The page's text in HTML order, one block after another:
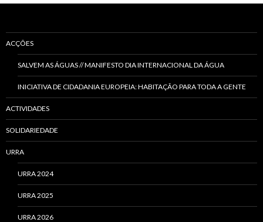
ACÇÕES
SALVEM AS ÁGUAS // MANIFESTO DIA INTERNACIONAL DA ÁGUA
INICIATIVA DE CIDADANIA EUROPEIA: HABITAÇÃO PARA TODA A GENTE
ACTIVIDADES
SOLIDARIEDADE
URRA
URRA 2024
URRA 2025
URRA 2026